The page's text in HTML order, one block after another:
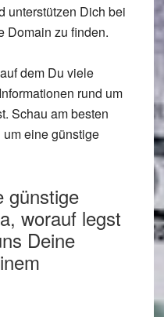
unterstützen Dich bei
Domain zu finden.
dem Du viele
rund um
Schau am besten
eine günstige
günstige
worauf legst
Deine